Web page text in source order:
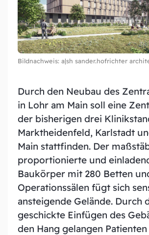
Entdecken Sie unsere Leistungen
News und Blogs
Bleiben Sie auf dem Laufendem
Erfahren Sie mehr über unsere
Team
Experten hinter unserem Erfolg
Downloads
Hier finden Sie unsere aktuellen
Materialien
Bildnachweis: a|sh sander.hofrichter
Durch den Neubau des
in Lohr am Main soll eine
der bisherigen drei
Marktheidenfeld, Karlstadt
Main stattfinden. Der
proportionierte und
Baukörper mit 280 Betten
Operationssälen fügt sich
ansteigende Gelände. Durch
geschickte Einfügen des
den Hang gelangen